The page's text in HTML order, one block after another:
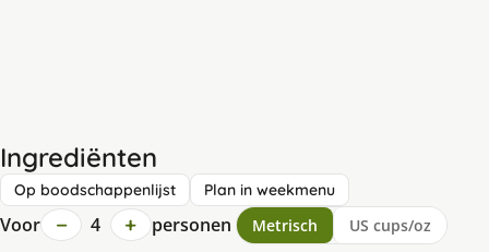
Ingrediënten
Op boodschappenlijst Plan in weekmenu
Voor − 4 + personen Metrisch US cups/oz